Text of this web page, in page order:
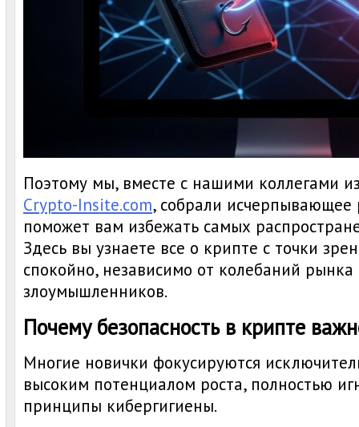
Поэтому мы, вместе с нашими коллегами
Crypto-Insite.com, собрали исчерпывающее
поможет вам избежать самых
Здесь вы узнаете все о крипте с точки
спокойно, независимо от колебаний
злоумышленников.
Почему безопасность в крипте
Многие новички фокусируются
высоким потенциалом роста, полностью
принципы кибергигиены.